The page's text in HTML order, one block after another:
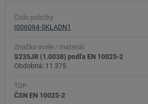
Číslo položky
I006094-SKLADN1
Značka ocele / materiál
S235JR (1.0038) podľa EN 10025-2
Obdobná: 11 375
TDP
ČSN EN 10025-2